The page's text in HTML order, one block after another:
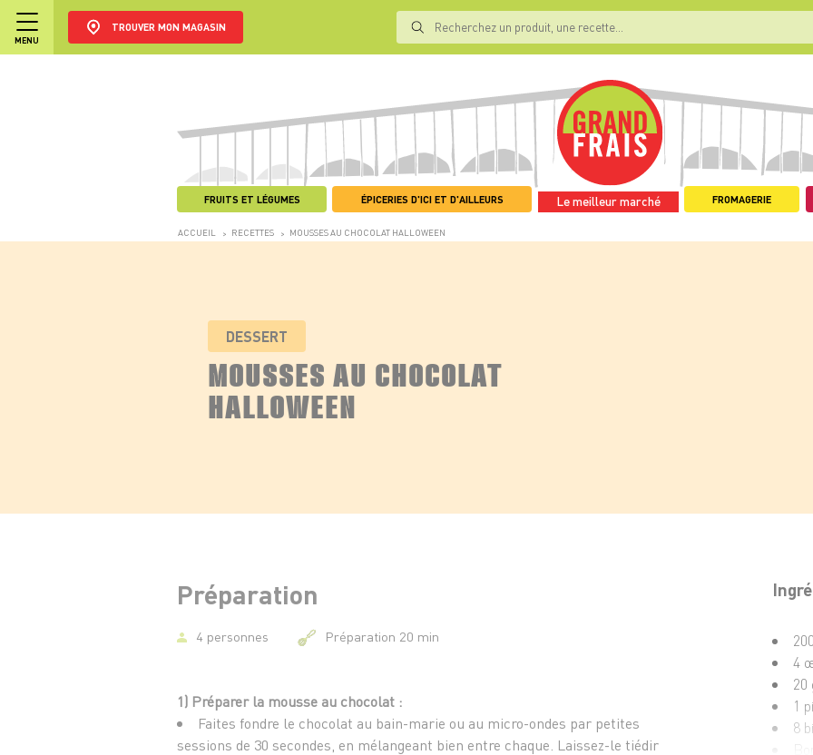
MENU
TROUVER MON MAGASIN
FRUITS ET LÉGUMES ÉPICERIES D'ICI ET D'AILLEURS Le meilleur marché FROMAGERIE
ACCUEIL > RECETTES > MOUSSES AU CHOCOLAT HALLOWEEN
DESSERT
MOUSSES AU CHOCOLAT
HALLOWEEN
4
20
1
8
Préparation
4 personnes Préparation 20 min
1) Préparer la mousse au chocolat :
Faites fondre le chocolat au bain-marie ou au micro-ondes par petites
sessions de 30 secondes, en mélangeant bien entre chaque. Laissez-le tiédir